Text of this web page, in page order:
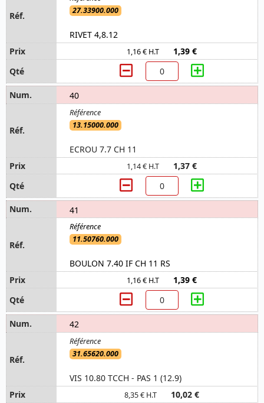
27.33900.000
RIVET 4,8.12
1,16 € H.T 1,39 €
40
13.15000.000
ECROU 7.7 CH 11
1,14 € H.T 1,37 €
41
11.50760.000
BOULON 7.40 IF CH 11 RS
1,16 € H.T 1,39 €
42
31.65620.000
VIS 10.80 TCCH - PAS 1 (12.9)
8,35 € H.T 10,02 €